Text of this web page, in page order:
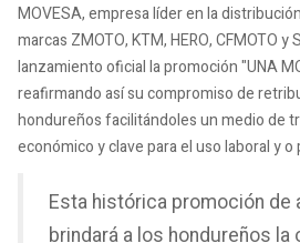
MOVESA, empresa líder en la
marcas ZMOTO, KTM, HERO, CFMOTO
lanzamiento oficial la promoción "UNA
reafirmando así su compromiso de
hondureños facilitándoles un medio de
económico y clave para el uso laboral y o
Esta histórica promoción de
brindará a los hondureños la